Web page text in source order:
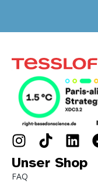
Unser Shop
FAQ